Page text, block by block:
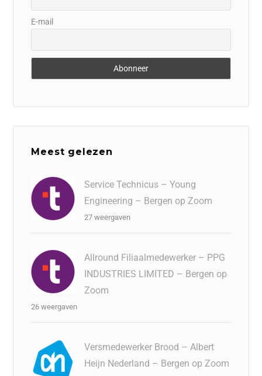
E-mail
Meest gelezen
Service Technicus – Young
Engineering – Bergen op Zoom
27 weergaven
Allround Filiaalmedewerker – PPG
INDUSTRIES LIMITED – Bergen op
Zoom
26 weergaven
Versmedewerker Brood – Albert
Heijn Nederland – Bergen op Zoom